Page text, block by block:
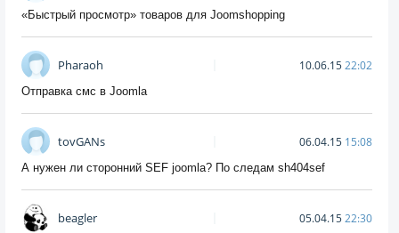
«Быстрый просмотр» товаров для Joomshopping
Pharaoh 10.06.1522:02
Отправка смс в Joomla
tovGANs 06.04.15 15:08
А нужен ли сторонний SEF joomla? По следам sh404sef
beagler 05.04.1522:30